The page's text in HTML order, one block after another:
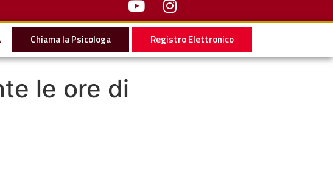
Chiama la Psicologa Registro Elettronico
le ore di